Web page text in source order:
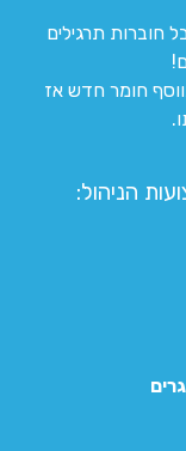
חוברות תרגילים
חומר חדש אז
הניהול: